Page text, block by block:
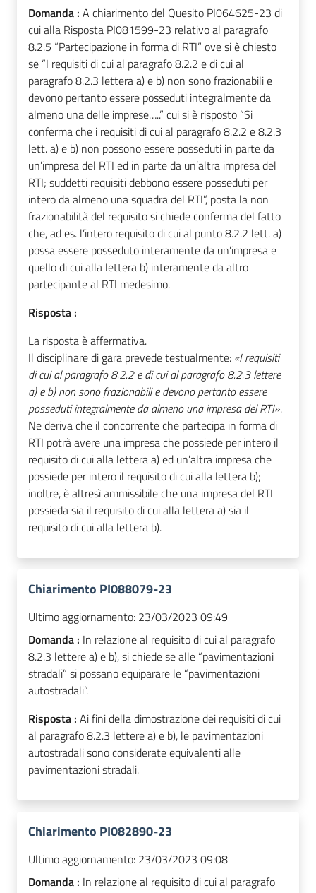
Domanda : A chiarimento del Quesito PI064625-23 di
cui alla Risposta PI081599-23 relativo al paragrafo
8.2.5 “Partecipazione in forma di RTI” ove si è chiesto
se “I requisiti di cui al paragrafo 8.2.2 e di cui al
paragrafo 8.2.3 lettera a) e b) non sono frazionabili e
devono pertanto essere posseduti integralmente da
almeno una delle imprese…..” cui si è risposto “Si
conferma che i requisiti di cui al paragrafo 8.2.2 e 8.2.3
lett. a) e b) non possono essere posseduti in parte da
un’impresa del RTI ed in parte da un’altra impresa del
RTI; suddetti requisiti debbono essere posseduti per
intero da almeno una squadra del RTI”, posta la non
frazionabilità del requisito si chiede conferma del fatto
che, ad es. l’intero requisito di cui al punto 8.2.2 lett. a)
possa essere posseduto interamente da un’impresa e
quello di cui alla lettera b) interamente da altro
partecipante al RTI medesimo.
Risposta :
La risposta è affermativa.
Il disciplinare di gara prevede testualmente: «I requisiti
di cui al paragrafo 8.2.2 e di cui al paragrafo 8.2.3 lettere
a) e b) non sono frazionabili e devono pertanto essere
posseduti integralmente da almeno una impresa del RTI».
Ne deriva che il concorrente che partecipa in forma di
RTI potrà avere una impresa che possiede per intero il
requisito di cui alla lettera a) ed un’altra impresa che
possiede per intero il requisito di cui alla lettera b);
inoltre, è altresì ammissibile che una impresa del RTI
possieda sia il requisito di cui alla lettera a) sia il
requisito di cui alla lettera b).
Chiarimento PI088079-23
Ultimo aggiornamento: 23/03/2023 09:49
Domanda : In relazione al requisito di cui al paragrafo
8.2.3 lettere a) e b), si chiede se alle “pavimentazioni
stradali” si possano equiparare le “pavimentazioni
autostradali”.
Risposta : Ai fini della dimostrazione dei requisiti di cui
al paragrafo 8.2.3 lettere a) e b), le pavimentazioni
autostradali sono considerate equivalenti alle
pavimentazioni stradali.
Chiarimento PI082890-23
Ultimo aggiornamento: 23/03/2023 09:08
Domanda : In relazione al requisito di cui al paragrafo